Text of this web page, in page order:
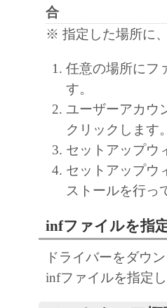
３．著作権表示
お客様は、「本ソ
キヤノンのライセ
しくは削除しては
４．所有権
「本ソフトウェ
によりキヤノンま
す。
お客様は、日本国
許可等を得ること
は一部を、直接
合
※ 指定した場所に
任意の場所にフ
す。
ユーザーアカウ
クリックします。
セットアップウ
セットアップウ
ストールを行っ
infファイルを指
ドライバーをダウ
infファイルを指定